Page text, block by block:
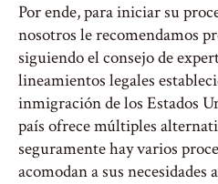
Por ende, para iniciar su
nosotros le recomendamos
siguiendo el consejo de
lineamientos legales
inmigración de los Estados
país ofrece múltiples
seguramente hay varios
acomodan a sus necesidades